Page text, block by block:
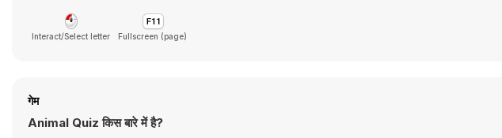
Interact/Select letter Fullscreen (page)
गेम
Animal Quiz किस बारे में है?